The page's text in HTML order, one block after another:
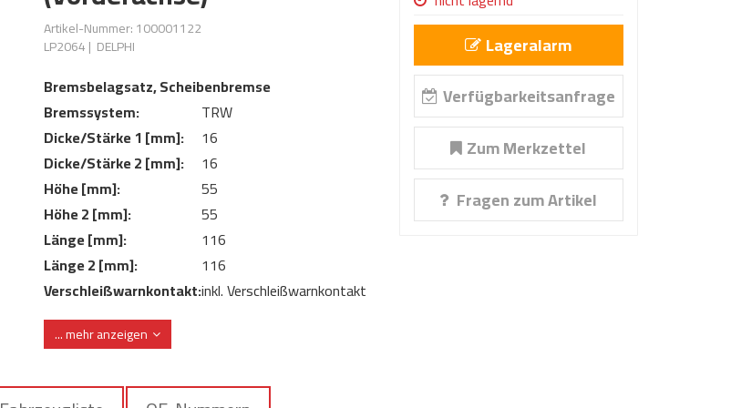
Artikel-Nummer: 100001122
LP2064| DELPHI
Bremsbelagsatz, Scheibenbremse
Bremssystem:
TRW
Dicke/Stärke 1 [mm]:
16
Dicke/Stärke 2 [mm]:
16
Höhe [mm]:
55
Höhe 2 [mm]:
55
Länge [mm]:
116
Länge 2 [mm]:
116
Verschleißwarnkontakt:inkl. Verschleißwarnkontakt
Verschleißwarnkontakt:
... mehr anzeigen
Lageralarm
Verfügbarkeitsanfrage
Zum Merkzettel
Fragen zum Artikel